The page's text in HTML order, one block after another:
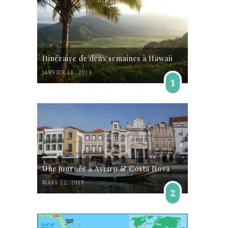
Itinéraire de deux semaines à Hawaii
JANVIER 18, 2016
1
Une journée à Aveiro & Costa Nova
MARS 22, 2019
2